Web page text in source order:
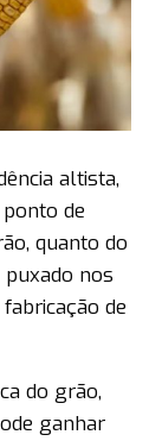
altista,
de
quanto do
nos
de
do grão,
ganhar